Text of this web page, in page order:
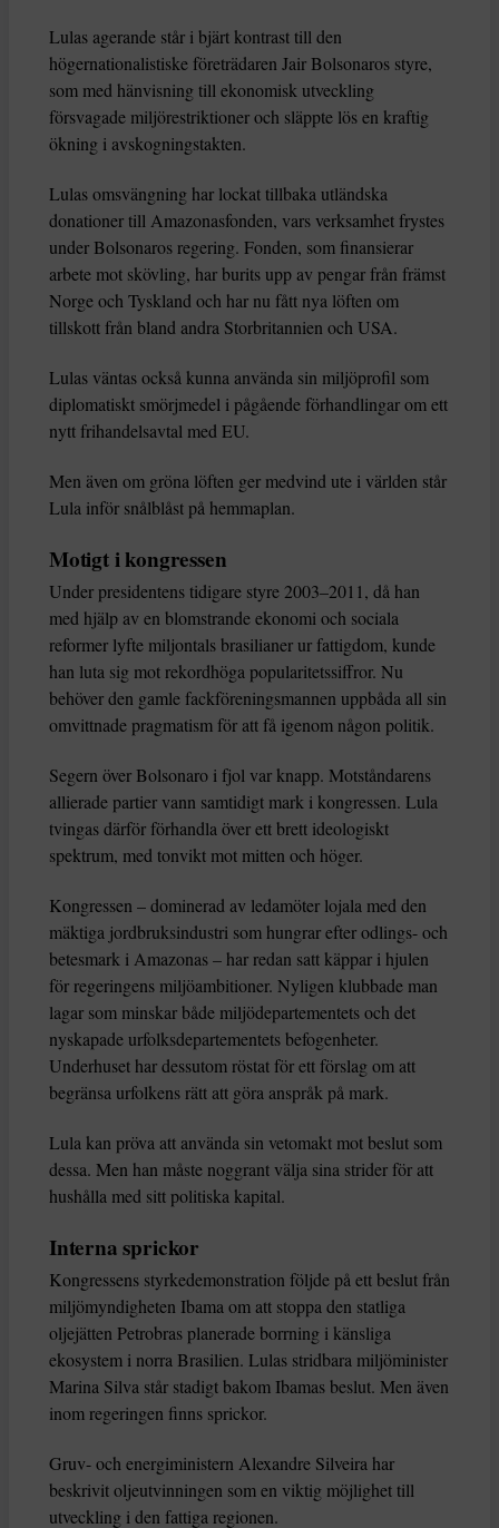
Lulas agerande står i bjärt kontrast till den
högernationalistiske företrädaren Jair Bolsonaros styre,
som med hänvisning till ekonomisk utveckling
försvagade miljörestriktioner och släppte lös en kraftig
ökning i avskogningstakten.
Lulas omsvängning har lockat tillbaka utländska
donationer till Amazonasfonden, vars verksamhet frystes
under Bolsonaros regering. Fonden, som finansierar
arbete mot skövling, har burits upp av pengar från främst
Norge och Tyskland och har nu fått nya löften om
tillskott från bland andra Storbritannien och USA.
Lulas väntas också kunna använda sin miljöprofil som
diplomatiskt smörjmedel i pågående förhandlingar om ett
nytt frihandelsavtal med EU.
Men även om gröna löften ger medvind ute i världen står
Lula inför snålblåst på hemmaplan.
Motigt i kongressen
Under presidentens tidigare styre 2003–2011, då han
med hjälp av en blomstrande ekonomi och sociala
reformer lyfte miljontals brasilianer ur fattigdom, kunde
han luta sig mot rekordhöga popularitetssiffror. Nu
behöver den gamle fackföreningsmannen uppbåda all sin
omvittnade pragmatism för att få igenom någon politik.
Segern över Bolsonaro i fjol var knapp. Motståndarens
allierade partier vann samtidigt mark i kongressen. Lula
tvingas därför förhandla över ett brett ideologiskt
spektrum, med tonvikt mot mitten och höger.
Kongressen – dominerad av ledamöter lojala med den
mäktiga jordbruksindustri som hungrar efter odlings- och
betesmark i Amazonas – har redan satt käppar i hjulen
för regeringens miljöambitioner. Nyligen klubbade man
lagar som minskar både miljödepartementets och det
nyskapade urfolksdepartementets befogenheter.
Underhuset har dessutom röstat för ett förslag om att
begränsa urfolkens rätt att göra anspråk på mark.
Lula kan pröva att använda sin vetomakt mot beslut som
dessa. Men han måste noggrant välja sina strider för att
hushålla med sitt politiska kapital.
Interna sprickor
Kongressens styrkedemonstration följde på ett beslut från
miljömyndigheten Ibama om att stoppa den statliga
oljejätten Petrobras planerade borrning i känsliga
ekosystem i norra Brasilien. Lulas stridbara miljöminister
Marina Silva står stadigt bakom Ibamas beslut. Men även
inom regeringen finns sprickor.
Gruv- och energiministern Alexandre Silveira har
beskrivit oljeutvinningen som en viktig möjlighet till
utveckling i den fattiga regionen.